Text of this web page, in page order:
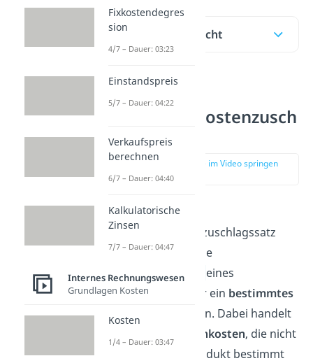
Inhaltsübersicht
Was ist der
Handlungskostenzusch
lagssatz?
zur Stelle im Video springen
(00:12)
Mit dem
Handlungskostenzuschlagssatz
(HKZ) kannst du die
Handlungskosten
eines
Unternehmens für ein bestimmtes
Produkt
berechnen. Dabei handelt
Gemeinkosten, die nicht
speziell für ein Produkt bestimmt
Fixkostendegres
sion
4/7 – Dauer: 03:23
Einstandspreis
5/7 – Dauer: 04:22
Verkaufspreis
berechnen
6/7 – Dauer: 04:40
Kalkulatorische
Zinsen
7/7 – Dauer: 04:47
Internes Rechnungswesen
Grundlagen Kosten
Kosten
1/4 – Dauer: 03:47